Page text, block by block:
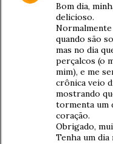
Bom dia,
delicioso.
Normalmente
quando são
mas no dia
perçalcos (o
mim), e me
crônica veio
mostrando
tormenta um
coração.
Obrigado,
Tenha um dia